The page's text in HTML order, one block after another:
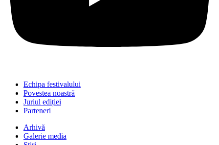
Echipa festivalului
Povestea noastră
Juriul ediției
Parteneri
Arhivă
Galerie media